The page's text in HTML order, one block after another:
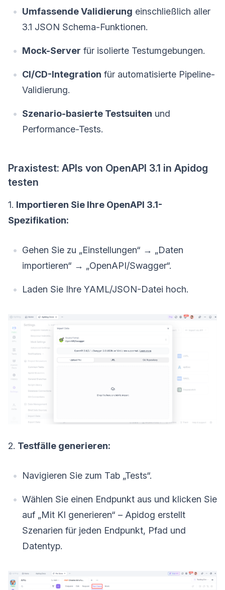
Umfassende Validierung einschließlich aller
3.1 JSON Schema-Funktionen.
Mock-Server für isolierte Testumgebungen.
CI/CD-Integration für automatisierte Pipeline-
Validierung.
Szenario-basierte Testsuiten und
Performance-Tests.
Praxistest: APIs von OpenAPI 3.1 in Apidog
testen
1. Importieren Sie Ihre OpenAPI 3.1-
Spezifikation:
Gehen Sie zu „Einstellungen“ → „Daten
importieren“ → „OpenAPI/Swagger“.
Laden Sie Ihre YAML/JSON-Datei hoch.
2. Testfälle generieren:
Navigieren Sie zum Tab „Tests“.
Wählen Sie einen Endpunkt aus und klicken Sie
auf „Mit KI generieren“ – Apidog erstellt
Szenarien für jeden Endpunkt, Pfad und
Datentyp.